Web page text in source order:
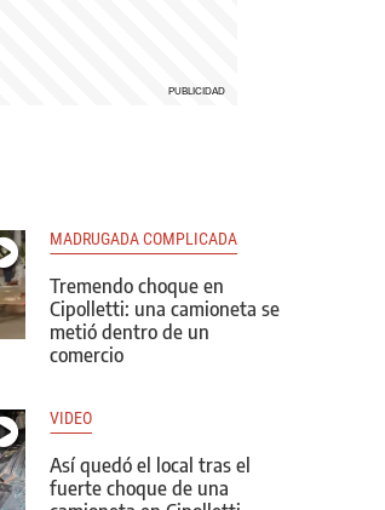
MADRUGADA COMPLICADA
Tremendo choque en
Cipolletti: una camioneta se
metió dentro de un
comercio
VIDEO
Así quedó el local tras el
fuerte choque de una